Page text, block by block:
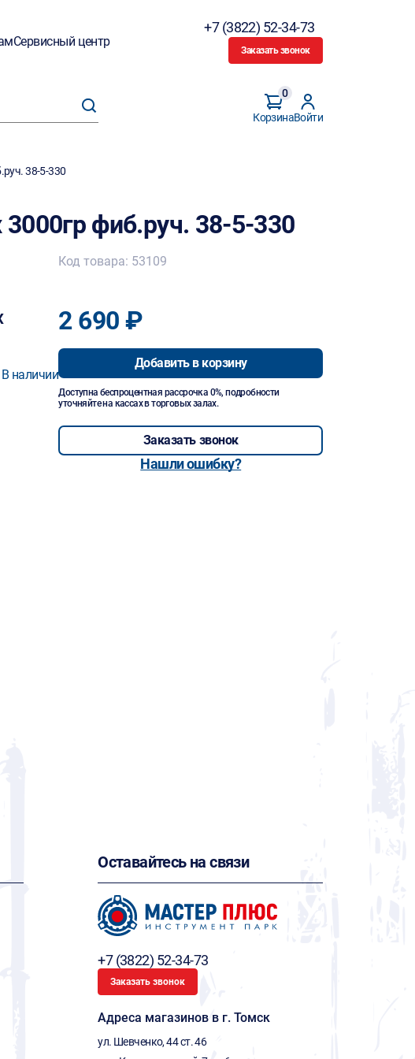
Сервисный центр
+7 (3822) 52-34-73
Заказать звонок
Корзина
0
Войти
38-5-330
фиб.руч. 38-5-330
В наличии
Код товара: 53109
2 690 ₽
Добавить в корзину
Доступна беспроцентная рассрочка 0%, подробности
уточняйте на кассах в торговых залах.
Заказать звонок
Нашли ошибку?
Оставайтесь на связи
+7 (3822) 52-34-73
Заказать звонок
Адреса магазинов в г. Томск
ул. Шевченко, 44 ст. 46